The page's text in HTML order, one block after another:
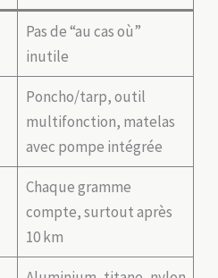
Pas de “au cas où”
inutile
Poncho/tarp, outil
multifonction, matelas
avec pompe intégrée
Chaque gramme
compte, surtout après
10 km